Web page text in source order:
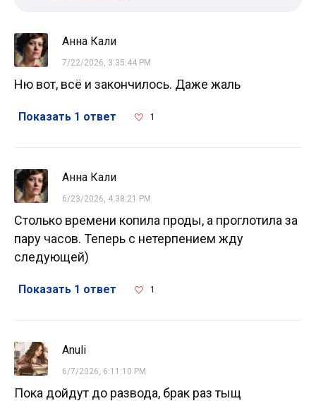
Анна Кали
7/22/2026, 3:35:44 PM
Ню вот, всё и закончилось. Даже жаль
Показать 1 ответ 1
Анна Кали
6/23/2026, 4:38:21 PM
Столько времени копила проды, а проглотила за
пару часов. Теперь с нетерпением жду
следующей)
Показать 1 ответ 1
Anuli
6/7/2026, 6:11:10 PM
Пока дойдут до развода, брак раз тыщ